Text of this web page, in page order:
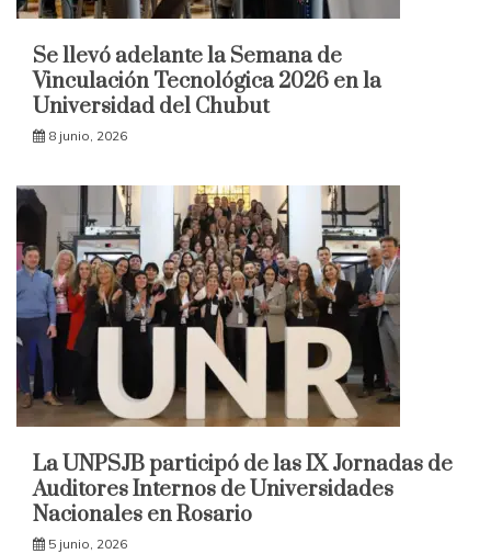
Se llevó adelante la Semana de
Vinculación Tecnológica 2026 en la
Universidad del Chubut
8 junio, 2026
La UNPSJB participó de las IX Jornadas de
Auditores Internos de Universidades
Nacionales en Rosario
5 junio, 2026